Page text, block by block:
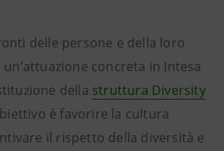
delle persone e della loro
concreta in Intesa
della struttura Diversity
è favorire la cultura
il rispetto della diversità e